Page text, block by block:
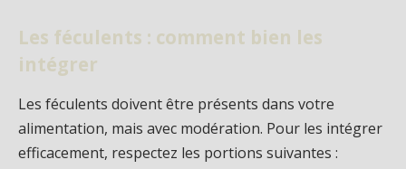
Les féculents : comment bien les
intégrer
Les féculents doivent être présents dans votre
alimentation, mais avec modération. Pour les intégrer
efficacement, respectez les portions suivantes :